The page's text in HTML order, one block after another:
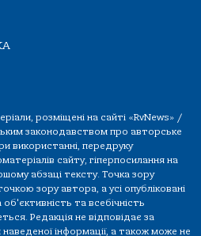
розміщені на сайті «RvNews» /
законодавством про авторське
використанні, передруку
сайту, гіперпосилання на
абзаці тексту. Точка зору
зору автора, а усі опубліковані
та всебічність
Редакція не відповідає за
інформації, а також може не